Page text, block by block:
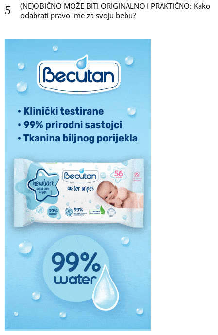
(NE)OBIČNO MOŽE BITI ORIGINALNO I PRAKTIČNO: Kako
odabrati pravo ime za svoju bebu?